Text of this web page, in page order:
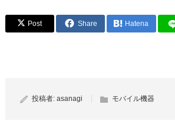
Post Share Hatena
投稿者: asanagi モバイル機器